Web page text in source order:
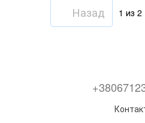
Назад 1 из 2